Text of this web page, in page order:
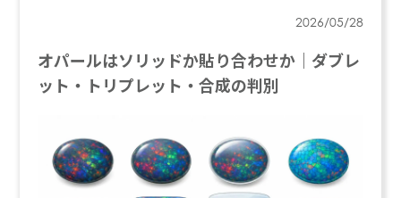
2026/05/28
オパールはソリッドか貼り合わせか｜ダブレ
ット・トリプレット・合成の判別